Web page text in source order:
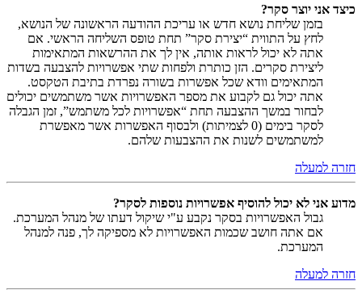
כיצד אני יוצר סקר?
בזמן שליחת נושא חדש או עריכת ההודעה הראשונה של הנושא,
לחץ על התווית “יצירת סקר” תחת טופס השליחה הראשי. אם
אתה לא יכול לראות אותה, אין לך את ההרשאות המתאימות
ליצירת סקרים. הזן כותרת ולפחות שתי אפשרויות להצבעה בשדות
המתאימים וודא שכל אפשרות בשורה נפרדת בתיבת הטקסט.
אתה יכול גם לקבוע את מספר האפשרויות אשר משתמשים יכולים
לבחור במשך ההצבעה תחת “אפשרויות לכל משתמש”, זמן הגבלה
לסקר בימים (0 לצמיתות) ולבסוף האפשרות אשר מאפשרת
למשתמשים לשנות את ההצבעות שלהם.
חזרה למעלה
מדוע אני לא יכול להוסיף אפשרויות נוספות לסקר?
גבול האפשרויות בסקר נקבע ע"י שיקול דעתו של מנהל המערכת.
אם אתה חושב שכמות האפשרויות לא מספיקה לך, פנה למנהל
המערכת.
חזרה למעלה